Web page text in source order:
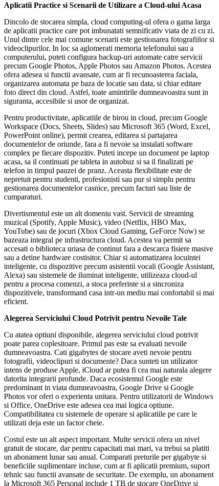
Aplicatii Practice si Scenarii de Utilizare a Cloud-ului Acasa
Dincolo de stocarea simpla, cloud computing-ul ofera o gama larga
de aplicatii practice care pot imbunatati semnificativ viata de zi cu zi.
Unul dintre cele mai comune scenarii este gestionarea fotografiilor si
videoclipurilor. In loc sa aglomerati memoria telefonului sau a
computerului, puteti configura backup-uri automate catre servicii
precum Google Photos, Apple Photos sau Amazon Photos. Acestea
ofera adesea si functii avansate, cum ar fi recunoasterea faciala,
organizarea automata pe baza de locatie sau data, si chiar editare
foto direct din cloud. Astfel, toate amintirile dumneavoastra sunt in
siguranta, accesibile si usor de organizat.
Pentru productivitate, aplicatiile de birou in cloud, precum Google
Workspace (Docs, Sheets, Slides) sau Microsoft 365 (Word, Excel,
PowerPoint online), permit crearea, editarea si partajarea
documentelor de oriunde, fara a fi nevoie sa instalati software
complex pe fiecare dispozitiv. Puteti incepe un document pe laptop
acasa, sa il continuati pe tableta in autobuz si sa il finalizati pe
telefon in timpul pauzei de pranz. Aceasta flexibilitate este de
nepretuit pentru studenti, profesionisti sau pur si simplu pentru
gestionarea documentelor casnice, precum facturi sau liste de
cumparaturi.
Divertismentul este un alt domeniu vast. Servicii de streaming
muzical (Spotify, Apple Music), video (Netflix, HBO Max,
YouTube) sau de jocuri (Xbox Cloud Gaming, GeForce Now) se
bazeaza integral pe infrastructura cloud. Acestea va permit sa
accesati o biblioteca uriasa de continut fara a descarca fisiere masive
sau a detine hardware costisitor. Chiar si automatizarea locuintei
inteligente, cu dispozitive precum asistentii vocali (Google Assistant,
Alexa) sau sistemele de iluminat inteligente, utilizeaza cloud-ul
pentru a procesa comenzi, a stoca preferinte si a sincroniza
dispozitivele, transformand casa intr-un mediu mai confortabil si mai
eficient.
Alegerea Serviciului Cloud Potrivit pentru Nevoile Tale
Cu atatea optiuni disponibile, alegerea serviciului cloud potrivit
poate parea coplesitoare. Primul pas este sa evaluati nevoile
dumneavoastra. Cati gigabytes de stocare aveti nevoie pentru
fotografii, videoclipuri si documente? Daca sunteti un utilizator
intens de produse Apple, iCloud ar putea fi cea mai naturala alegere
datorita integrarii profunde. Daca ecosistemul Google este
predominant in viata dumneavoastra, Google Drive si Google
Photos vor oferi o experienta unitara. Pentru utilizatorii de Windows
si Office, OneDrive este adesea cea mai logica optiune.
Compatibilitatea cu sistemele de operare si aplicatiile pe care le
utilizati deja este un factor cheie.
Costul este un alt aspect important. Multe servicii ofera un nivel
gratuit de stocare, dar pentru capacitati mai mari, va trebui sa platiti
un abonament lunar sau anual. Comparati preturile per gigabyte si
beneficiile suplimentare incluse, cum ar fi aplicatii premium, suport
tehnic sau functii avansate de securitate. De exemplu, un abonament
la Microsoft 365 Personal include 1 TB de stocare OneDrive si